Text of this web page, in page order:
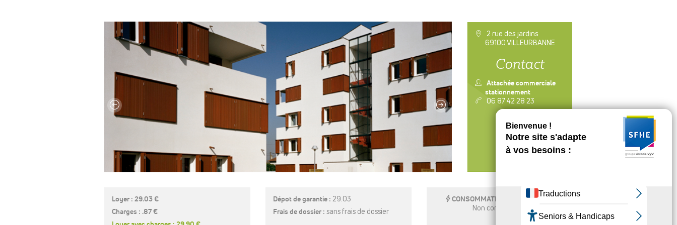
a
2 rue des jardins
69100 VILLEURBANNE
Contact
n
Attachée commerciale
stationnement
v 06 87 42 28 23
CONTACTER
Loyer : 29.03 €
Charges : .87 €
Dépot de garantie : 29.03
Frais de dossier : sans frais de dossier
ECONSOMMATION ÉNERGÉTIQUE
Non communiqué